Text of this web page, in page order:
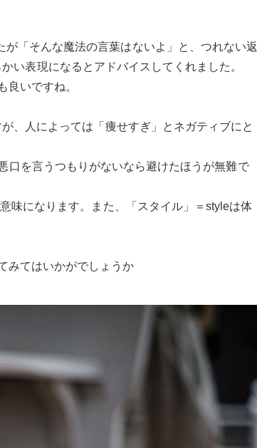
「そんな魔法の言葉はないよ」と、つれない返
い表現になるとアドバイスしてくれました。
良いですね。
、人によっては「痩せすぎ」とネガティブにと
口を言うつもりがないなら避けたほうが無難で
味になります。また、「スタイル」＝styleは体
みてはいかがでしょうか